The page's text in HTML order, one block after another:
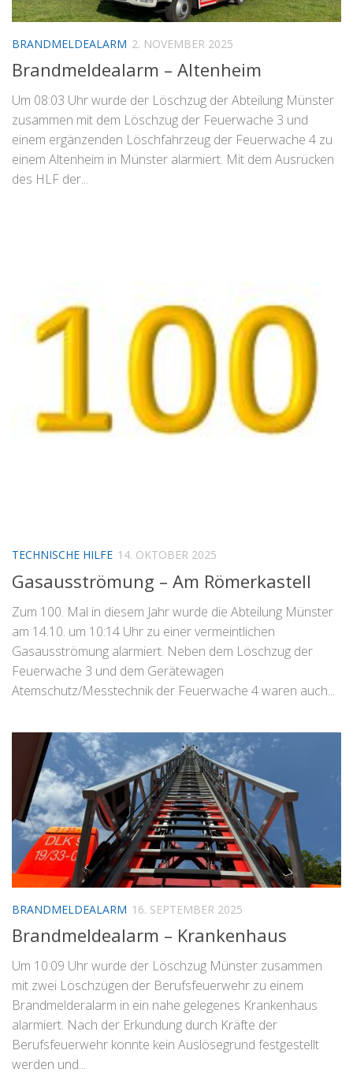
BRANDMELDEALARM 2. NOVEMBER 2025
Brandmeldealarm – Altenheim
Um 08:03 Uhr wurde der Löschzug der Abteilung Münster
zusammen mit dem Löschzug der Feuerwache 3 und
einem ergänzenden Löschfahrzeug der Feuerwache 4 zu
einem Altenheim in Münster alarmiert. Mit dem Ausrücken
des HLF der...
TECHNISCHE HILFE 14. OKTOBER 2025
Gasausströmung – Am Römerkastell
Zum 100. Mal in diesem Jahr wurde die Abteilung Münster
am 14.10. um 10:14 Uhr zu einer vermeintlichen
Gasausströmung alarmiert. Neben dem Löschzug der
Feuerwache 3 und dem Gerätewagen
Atemschutz/Messtechnik der Feuerwache 4 waren auch...
BRANDMELDEALARM 16. SEPTEMBER 2025
Brandmeldealarm – Krankenhaus
Um 10:09 Uhr wurde der Löschzug Münster zusammen
mit zwei Löschzügen der Berufsfeuerwehr zu einem
Brandmelderalarm in ein nahe gelegenes Krankenhaus
alarmiert. Nach der Erkundung durch Kräfte der
Berufsfeuerwehr konnte kein Auslösegrund festgestellt
werden und...